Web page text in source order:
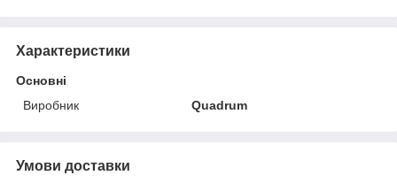
Характеристики
Основні
Виробник
Quadrum
Умови доставки